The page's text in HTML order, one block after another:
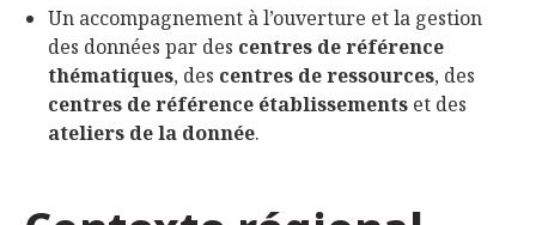
Un accompagnement à l’ouverture et la gestion
des données par des centres de référence
thématiques, des centres de ressources, des
centres de référence établissements et des
ateliers de la donnée.